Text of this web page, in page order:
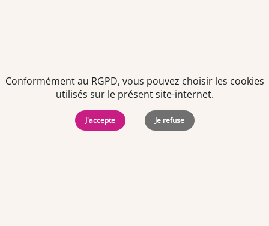
protection des
Copyright © 2026. Team
Officine. Tous droits
Conformément au RGPD, vous pouvez choisir les cookies
utilisés sur le présent site-internet.
J'accepte Je refuse